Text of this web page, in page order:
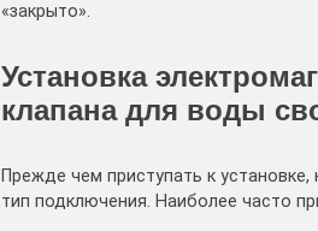
«закрыто».
Установка
клапана для воды
Прежде чем приступать к
тип подключения. Наиболее часто